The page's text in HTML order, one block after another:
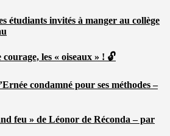
étudiants invités à manger au collège
les « oiseaux » ! 🔓
condamné pour ses méthodes –
feu » de Léonor de Réconda – par